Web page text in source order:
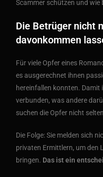
Scammer schützen und wie
Die Betrüger nicht
davonkommen
Für viele Opfer eines
es ausgerechnet ihnen
hereinfallen konnten. Damit
verbunden, was andere
suchen die Opfer nicht
Die Folge: Sie melden sich
privaten Ermittlern, um den
bringen. Das ist ein